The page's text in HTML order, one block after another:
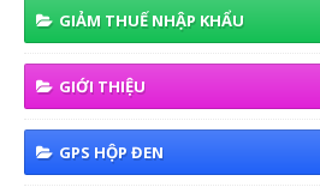
GIẢM THUẾ NHẬP KHẨU
GIỚI THIỆU
GPS HỘP ĐEN